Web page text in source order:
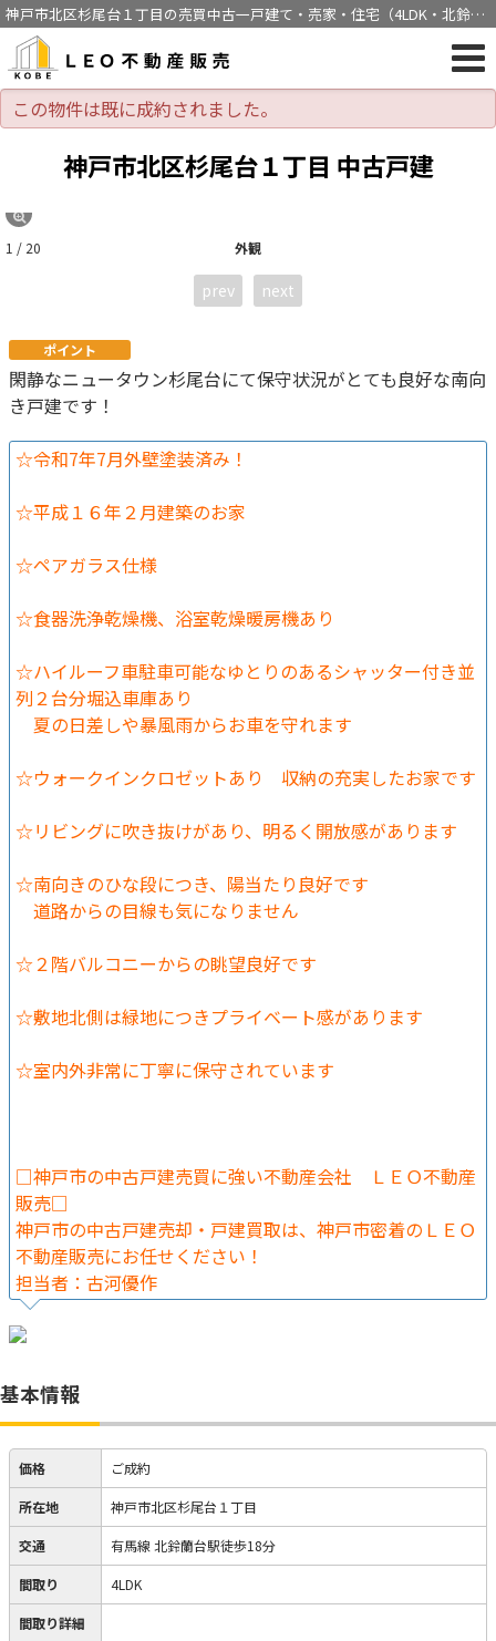
神戸市北区杉尾台１丁目の売買中古一戸建て・売家・住宅（4LDK・北鈴蘭
台駅徒歩18分）[1126]
この物件は既に成約されました。
神戸市北区杉尾台１丁目 中古戸建
外観
1 / 20
prev next
ポイント
閑静なニュータウン杉尾台にて保守状況がとても良好な南向
き戸建です！
☆令和7年7月外壁塗装済み！
☆平成１６年２月建築のお家
☆ペアガラス仕様
☆食器洗浄乾燥機、浴室乾燥暖房機あり
☆ハイルーフ車駐車可能なゆとりのあるシャッター付き並
列２台分堀込車庫あり
夏の日差しや暴風雨からお車を守れます
☆ウォークインクロゼットあり 収納の充実したお家です
☆リビングに吹き抜けがあり、明るく開放感があります
☆南向きのひな段につき、陽当たり良好です
道路からの目線も気になりません
☆２階バルコニーからの眺望良好です
☆敷地北側は緑地につきプライベート感があります
☆室内外非常に丁寧に保守されています
□神戸市の中古戸建売買に強い不動産会社 ＬＥＯ不動産
販売□
神戸市の中古戸建売却・戸建買取は、神戸市密着のＬＥＯ
不動産販売にお任せください！
担当者：古河優作
基本情報
価格 ご成約
所在地 神戸市北区杉尾台１丁目
交通 有馬線 北鈴蘭台駅徒歩18分
間取り 4LDK
間取り詳細